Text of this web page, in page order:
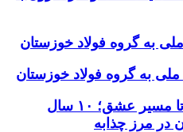
به گروه فولاد خوزستان
به گروه فولاد خوزستان
از چرخ‌دنده‌های صنعت تا مسیر عشق؛ ۱۰ سال
در مرز چذابه